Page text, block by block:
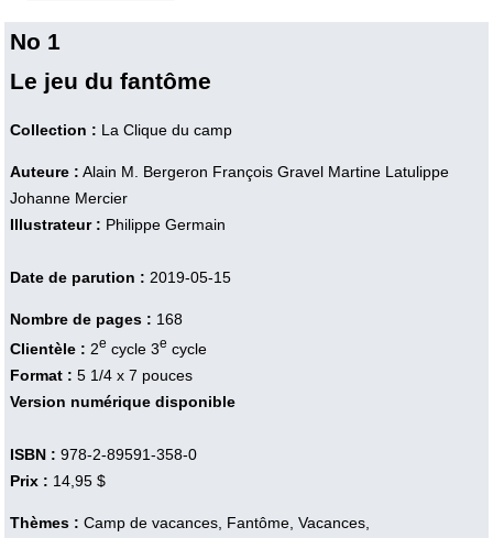
No 1
Le jeu du fantôme
Collection : La Clique du camp
Auteure : Alain M. Bergeron François Gravel Martine Latulippe
Johanne Mercier
Illustrateur : Philippe Germain
Date de parution : 2019-05-15
Nombre de pages : 168
Clientèle : 2e cycle 3e cycle
Format : 5 1/4 x 7 pouces
Version numérique disponible
ISBN : 978-2-89591-358-0
Prix : 14,95 $
Thèmes : Camp de vacances, Fantôme, Vacances,